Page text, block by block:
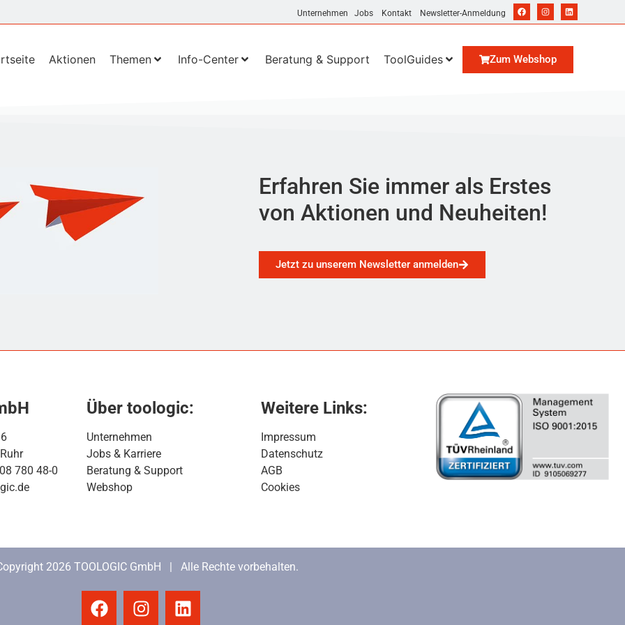
Unternehmen Jobs Kontakt Newsletter-Anmeldung
Aktionen Themen Info-Center Beratung & Support ToolGuides Zum Webshop
Erfahren Sie immer als Erstes
von Aktionen und Neuheiten!
Jetzt zu unserem Newsletter anmelden
780 48-0
Über toologic:
Unternehmen
Jobs & Karriere
Beratung & Support
Webshop
Weitere Links:
Impressum
Datenschutz
AGB
Cookies
2026 TOOLOGIC GmbH | Alle Rechte vorbehalten.